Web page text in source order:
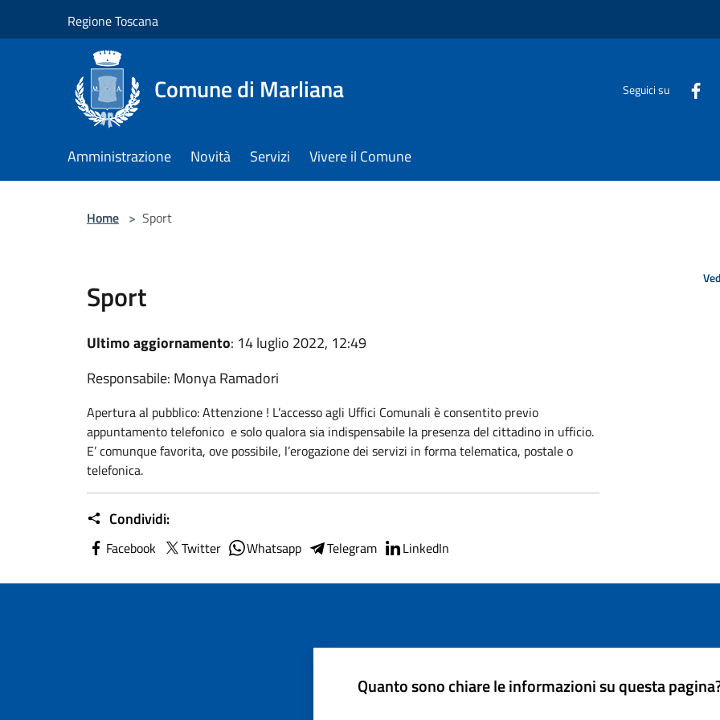
Regione Toscana
Comune di Marliana Seguici su
Amministrazione Novità Servizi Vivere il Comune
Home > Sport
Sport
Ultimo aggiornamento: 14 luglio 2022, 12:49
Responsabile: Monya Ramadori
Apertura al pubblico: Attenzione ! L’accesso agli Uffici Comunali è consentito previo
appuntamento telefonico e solo qualora sia indispensabile la presenza del cittadino in ufficio.
E’ comunque favorita, ove possibile, l’erogazione dei servizi in forma telematica, postale o
telefonica.
Condividi:
Facebook Twitter Whatsapp Telegram LinkedIn
Quanto sono chiare le informazioni su questa